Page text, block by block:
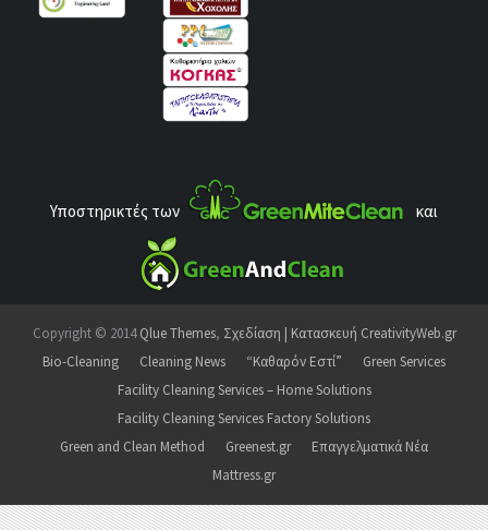
Υποστηρικτές των και
Copyright © 2014Qlue Themes, Σχεδίαση | Κατασκευή CreativityWeb.gr
Bio-Cleaning
Cleaning News “Καθαρόν Εστί”
Green Services
Facility Cleaning Services – Home Solutions
Facility Cleaning Services Factory Solutions
Green and Clean Method
Greenest.gr
Επαγγελματικά Νέα
Mattress.gr